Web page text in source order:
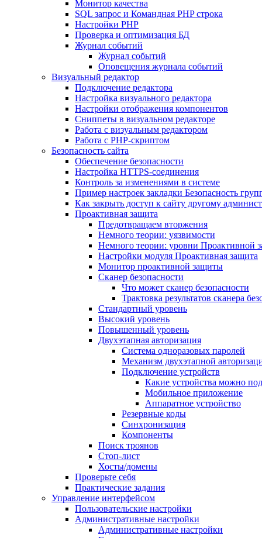
Монитор качества
SQL запрос и Командная PHP строка
Настройки PHP
Проверка и оптимизация БД
Журнал событий
Журнал событий
Оповещения журнала событий
Визуальный редактор
Подключение редактора
Настройка визуального редактора
Настройки отображения компонентов
Сниппеты в визуальном редакторе
Работа с визуальным редактором
Работа с PHP-скриптом
Безопасность сайта
Обеспечение безопасности
Настройка HTTPS-соединения
Контроль за изменениями в системе
Пример настроек закладки Безопасность
Как закрыть доступ к сайту другому
Проактивная защита
Предотвращаем вторжения
Немного теории: уязвимости
Немного теории: уровни Проактивной
Настройки модуля Проактивная защита
Монитор проактивной защиты
Сканер безопасности
Что может сканер безопасности
Трактовка результатов сканера
Стандартный уровень
Высокий уровень
Повышенный уровень
Двухэтапная авторизация
Система одноразовых паролей
Механизм двухэтапной
Подключение устройств
Какие устройства можно
Мобильное приложение
Аппаратное устройство
Резервные коды
Синхронизация
Компоненты
Поиск троянов
Стоп-лист
Хосты/домены
Проверьте себя
Практические задания
Управление интерфейсом
Пользовательские настройки
Административные настройки
Административные настройки